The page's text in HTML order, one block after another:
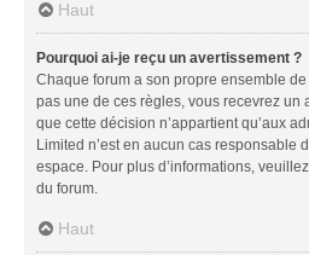
Haut
Pourquoi ai-je reçu un avertissement ?
Chaque forum a son propre ensemble
pas une de ces règles, vous recevrez un
que cette décision n’appartient qu’aux
Limited n’est en aucun cas responsable
espace. Pour plus d’informations,
du forum.
Haut